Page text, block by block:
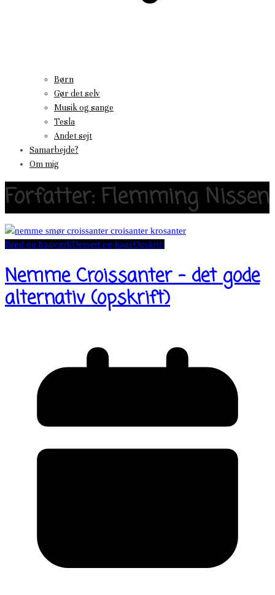
Børn
Gør det selv
Musik og sange
Tesla
Andet sejt
Samarbejde?
Om mig
Forfatter: Flemming Nissen
Brød og bagværkDessert og kageOpskrift
Nemme Croissanter – det gode
alternativ (opskrift)